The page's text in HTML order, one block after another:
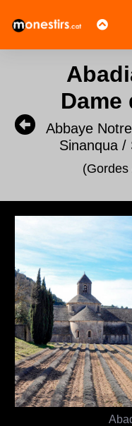
Dame
Abbaye
Sinanqua /